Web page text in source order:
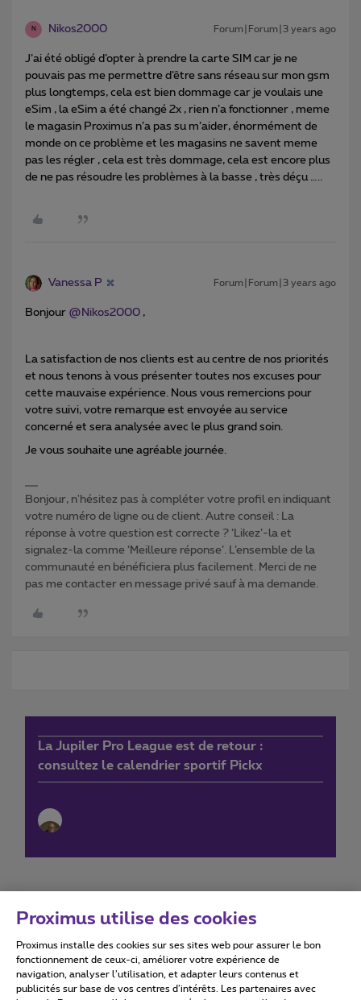
N Nikos2000 Forum|Forum|3 years ago
J’ai été obligé d’opter à prendre la carte SIM car je ne
pouvais pas me permettre d’être sans réseau sur mon gsm
plus longtemps, cela est bien dommage car je voulais une
eSim , la eSim a été changé 2x , rien n’a fonctionner , meme
le magasin Proximus n’a pas su m’aider, énormément de
monde on ce problème et les magasins ne savent meme
pas les régler , cela est très dommage, cela est encore plus
de ne pas résoudre les problèmes à la basse , très déçu …..
Vanessa P Forum|Forum|3 years ago
Bonjour @Nikos2000 ,
La satisfaction de nos clients est au centre de nos priorités
et nous tenons à vous présenter toutes nos excuses pour
cette mauvaise expérience. Nous vous remercions pour
votre suivi, votre remarque est envoyée au service
concerné et sera analysée avec le plus grand soin.
Je vous souhaite une agréable journée.
Bonjour, n'hésitez pas à compléter votre profil en indiquant
votre numéro de ligne ou de client. Autre conseil : La
réponse à votre question est correcte ? ‘Likez’-la et
signalez-la comme ‘Meilleure réponse’. L’ensemble de la
communauté en bénéficiera plus facilement. Merci de ne
pas me contacter en message privé sauf à ma demande.
La Jupiler Pro League est de retour :
consultez le calendrier sportif Pickx
Conditions d'utilisation Accessibility statement
Proximus utilise des cookies
Proximus installe des cookies sur ses sites web pour assurer le bon
fonctionnement de ceux-ci, améliorer votre expérience de
navigation, analyser l’utilisation, et adapter leurs contenus et
publicités sur base de vos centres d’intérêts. Les partenaires avec